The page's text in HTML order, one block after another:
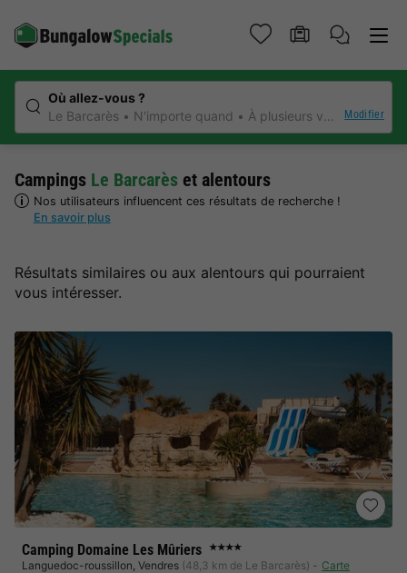
Où allez-vous ?
Le Barcarès
N'importe quand À plusieurs voyageurs Modifier
Campings Le Barcarès et alentours
Nos utilisateurs influencent ces résultats de recherche !
En savoir plus
Résultats similaires ou aux alentours qui pourraient
vous intéresser.
Camping Domaine Les Mûriers ★★★★
Languedoc-roussillon, Vendres (48,3 km de Le Barcarès) Carte